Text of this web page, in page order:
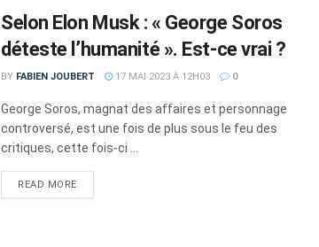
Selon Elon Musk : « George Soros
déteste l’humanité ». Est-ce vrai ?
BY FABIEN JOUBERT 17 MAI 2023 À 12H03 0
George Soros, magnat des affaires et personnage
controversé, est une fois de plus sous le feu des
critiques, cette fois-ci ...
READ MOREDETAILS